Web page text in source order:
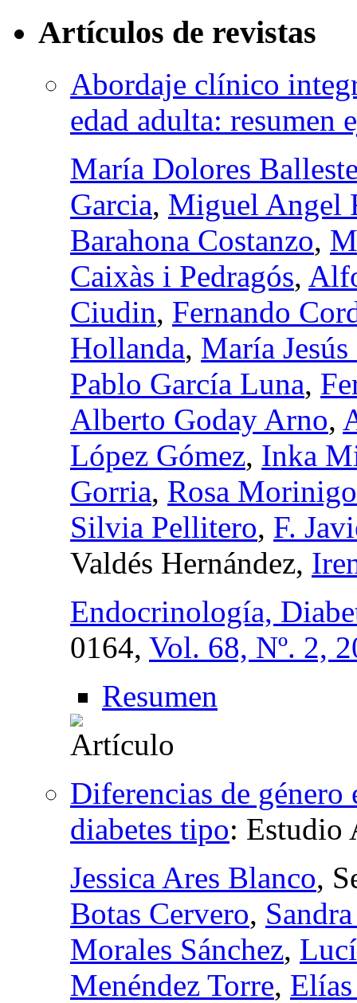
Artículos de revistas
Abordaje clínico
edad adulta: resumen
María Dolores
Garcia, Miguel Angel
Barahona Costanzo,
Caixàs i Pedragós,
Ciudin, Fernando
Hollanda, María
Pablo García Luna,
Alberto Goday Arno,
López Gómez, Inka
Gorria, Rosa Morinigo
Silvia Pellitero, F.
Valdés Hernández,
Endocrinología,
0164, Vol. 68, Nº. 2,
Resumen
Diferencias de género
diabetes tipo: Estudio
Jessica Ares Blanco,
Botas Cervero,
Morales Sánchez,
Menéndez Torre,